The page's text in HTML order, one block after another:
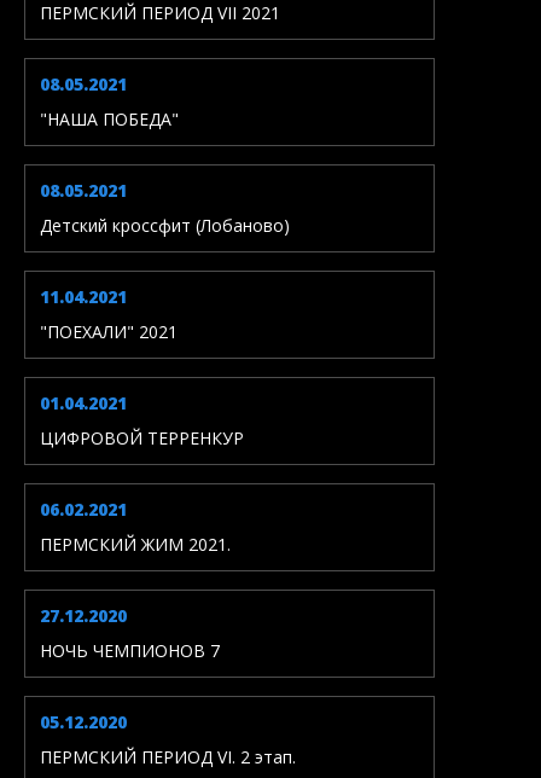
ПЕРМСКИЙ ПЕРИОД VII 2021
08.05.2021
"НАША ПОБЕДА"
08.05.2021
Детский кроссфит (Лобаново)
11.04.2021
"ПОЕХАЛИ" 2021
01.04.2021
ЦИФРОВОЙ ТЕРРЕНКУР
06.02.2021
ПЕРМСКИЙ ЖИМ 2021.
27.12.2020
НОЧЬ ЧЕМПИОНОВ 7
05.12.2020
ПЕРМСКИЙ ПЕРИОД VI. 2 этап.